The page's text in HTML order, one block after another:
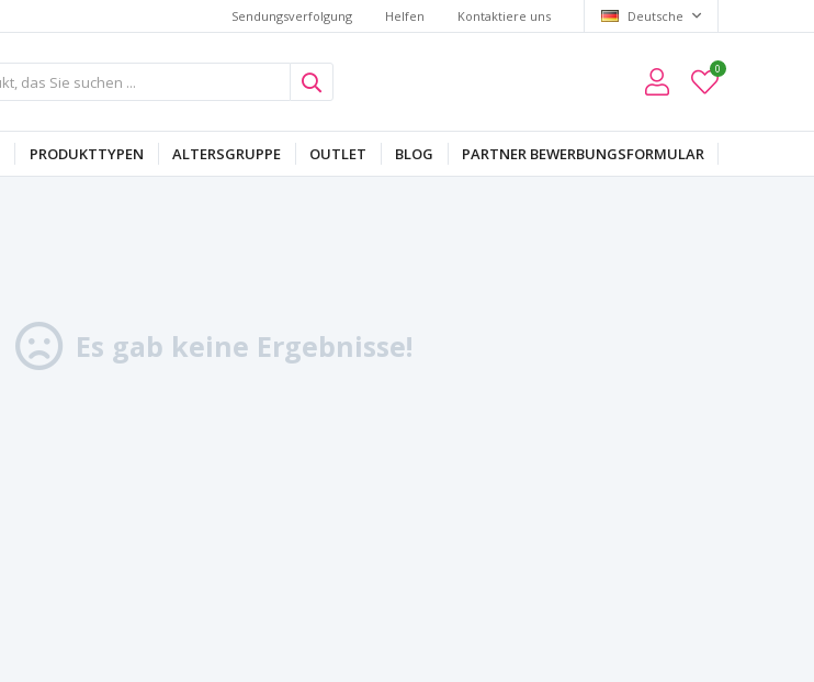
Sendungsverfolgung Helfen Kontaktiere uns Deutsche
0
PRODUKTTYPEN ALTERSGRUPPE OUTLET BLOG PARTNER BEWERBUNGSFORMULAR
Es gab keine Ergebnisse!